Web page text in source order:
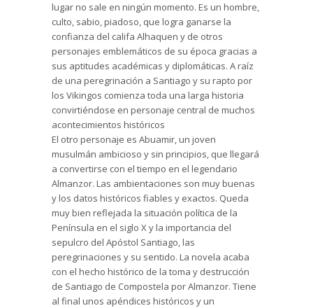
lugar no sale en ningún momento. Es un hombre,
culto, sabio, piadoso, que logra ganarse la
confianza del califa Alhaquen y de otros
personajes emblemáticos de su época gracias a
sus aptitudes académicas y diplomáticas. A raíz
de una peregrinación a Santiago y su rapto por
los Vikingos comienza toda una larga historia
convirtiéndose en personaje central de muchos
acontecimientos históricos
El otro personaje es Abuamir, un joven
musulmán ambicioso y sin principios, que llegará
a convertirse con el tiempo en el legendario
Almanzor. Las ambientaciones son muy buenas
y los datos históricos fiables y exactos. Queda
muy bien reflejada la situación política de la
Península en el siglo X y la importancia del
sepulcro del Apóstol Santiago, las
peregrinaciones y su sentido. La novela acaba
con el hecho histórico de la toma y destrucción
de Santiago de Compostela por Almanzor. Tiene
al final unos apéndices históricos y un